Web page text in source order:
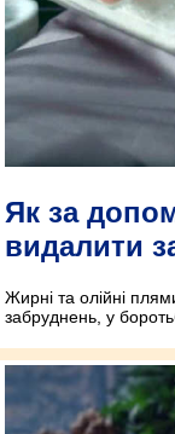
Як за
видалити
Жирні та олійні
забруднень, у